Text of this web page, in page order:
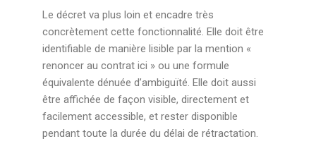
Le décret va plus loin et encadre très
concrètement cette fonctionnalité. Elle doit être
identifiable de manière lisible par la mention «
renoncer au contrat ici » ou une formule
équivalente dénuée d’ambiguïté. Elle doit aussi
être affichée de façon visible, directement et
facilement accessible, et rester disponible
pendant toute la durée du délai de rétractation.